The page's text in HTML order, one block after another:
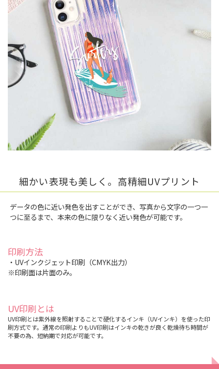
細かい表現も美しく。高精細UVプリント
データの色に近い発色を出すことができ、写真から文字の一つ一
つに至るまで、本来の色に限りなく近い発色が可能です。
印刷方法
・UVインクジェット印刷（CMYK出力）
※印刷面は片面のみ。
UV印刷とは
UV印刷とは紫外線を照射することで硬化するインキ（UVインキ）を使った印
刷方式です。通常の印刷よりもUV印刷はインキの乾きが良く乾燥待ち時間が
不要の為、短納期で対応が可能です。